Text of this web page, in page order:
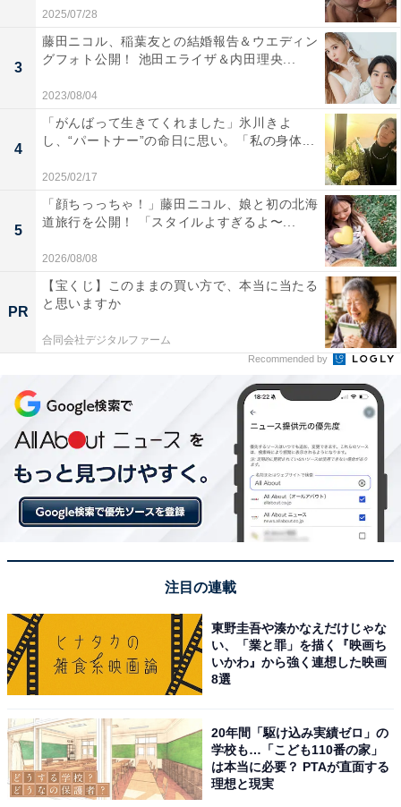
2025/07/28
3
藤田ニコル、稲葉友との結婚報告＆ウエディン
グフォト公開！ 池田エライザ＆内田理央...
2023/08/04
4
「がんばって生きてくれました」氷川きよ
し、“パートナー”の命日に思い。「私の身体...
2025/02/17
5
「顔ちっっちゃ！」藤田ニコル、娘と初の北海
道旅行を公開！ 「スタイルよすぎるよ〜...
2026/08/08
PR
【宝くじ】このままの買い方で、本当に当たる
と思いますか
合同会社デジタルファーム
Recommended by
注目の連載
東野圭吾や湊かなえだけじゃな
い、「業と罪」を描く『映画ち
いかわ』から強く連想した映画
8選
20年間「駆け込み実績ゼロ」の
学校も…「こども110番の家」
は本当に必要？ PTAが直面する
理想と現実